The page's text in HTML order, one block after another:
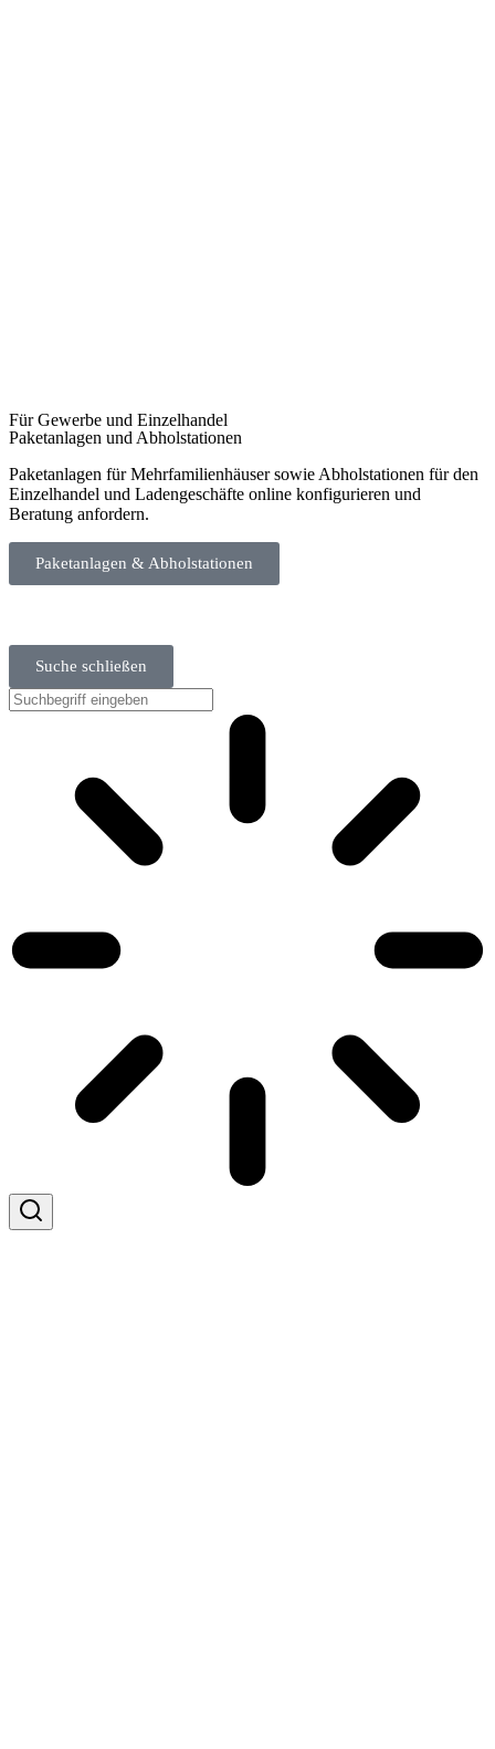
Für Gewerbe und Einzelhandel
Paketanlagen und Abholstationen
Paketanlagen für Mehrfamilienhäuser sowie Abholstationen für den
Einzelhandel und Ladengeschäfte online konfigurieren und
Beratung anfordern.
Paketanlagen & Abholstationen
Suche schließen